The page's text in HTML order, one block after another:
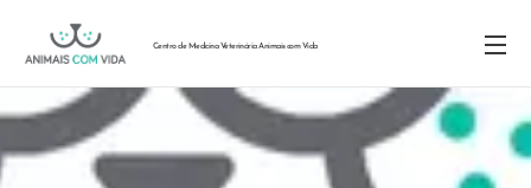
Centro de Medicina Veterinária Animais com Vida